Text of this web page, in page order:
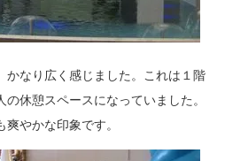
かなり広く感じました。これは１階
休憩スペースになっていました。
やかな印象です。